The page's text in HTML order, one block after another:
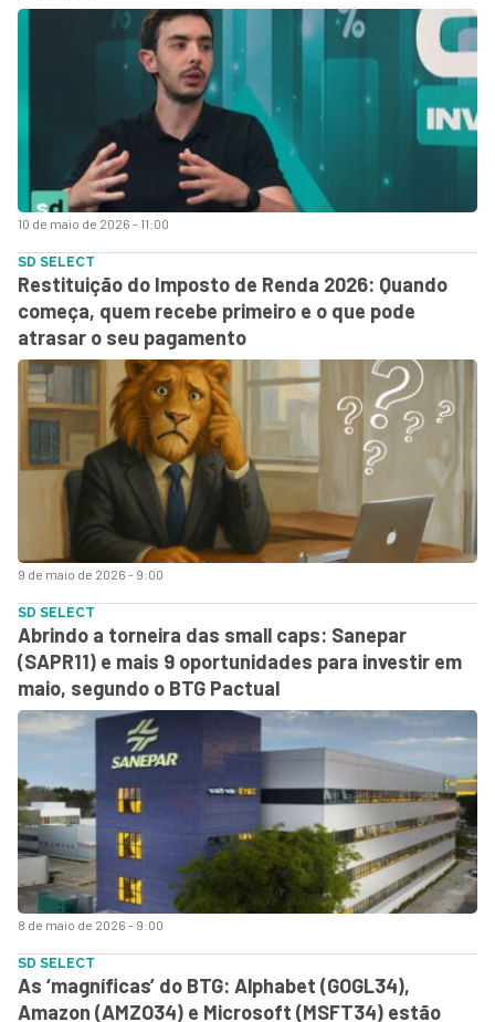
10 de maio de 2026 - 11:00
9 de maio de 2026 - 9:00
SD SELECT
Restituição do Imposto de Renda 2026: Quando
começa, quem recebe primeiro e o que pode
atrasar o seu pagamento
8 de maio de 2026 - 9:00
SD SELECT
Abrindo a torneira das small caps: Sanepar
(SAPR11) e mais 9 oportunidades para investir em
maio, segundo o BTG Pactual
SD SELECT
As ‘magníficas’ do BTG: Alphabet (GOGL34),
Amazon (AMZO34) e Microsoft (MSFT34) estão